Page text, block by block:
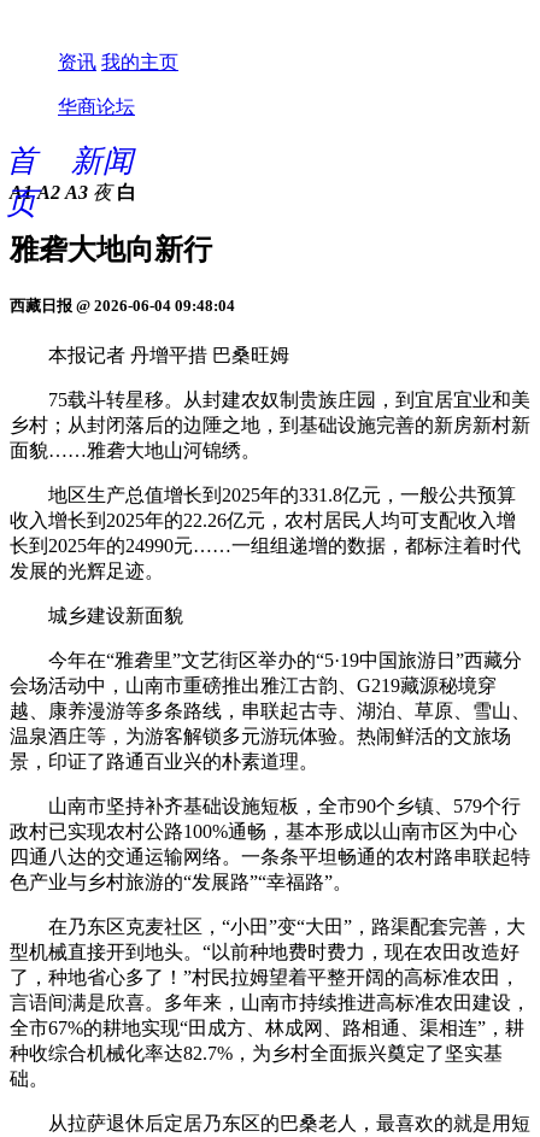
资讯 我的主页
华商论坛
首
页
新闻
A1 A2 A3 夜 白
雅砻大地向新行
西藏日报 @ 2026-06-04 09:48:04
本报记者 丹增平措 巴桑旺姆
75载斗转星移。从封建农奴制贵族庄园，到宜居宜业和美
乡村；从封闭落后的边陲之地，到基础设施完善的新房新村新
面貌……雅砻大地山河锦绣。
地区生产总值增长到2025年的331.8亿元，一般公共预算
收入增长到2025年的22.26亿元，农村居民人均可支配收入增
长到2025年的24990元……一组组递增的数据，都标注着时代
发展的光辉足迹。
城乡建设新面貌
今年在“雅砻里”文艺街区举办的“5·19中国旅游日”西藏分
会场活动中，山南市重磅推出雅江古韵、G219藏源秘境穿
越、康养漫游等多条路线，串联起古寺、湖泊、草原、雪山、
温泉酒庄等，为游客解锁多元游玩体验。热闹鲜活的文旅场
景，印证了路通百业兴的朴素道理。
山南市坚持补齐基础设施短板，全市90个乡镇、579个行
政村已实现农村公路100%通畅，基本形成以山南市区为中心
四通八达的交通运输网络。一条条平坦畅通的农村路串联起特
色产业与乡村旅游的“发展路”“幸福路”。
在乃东区克麦社区，“小田”变“大田”，路渠配套完善，大
型机械直接开到地头。“以前种地费时费力，现在农田改造好
了，种地省心多了！”村民拉姆望着平整开阔的高标准农田，
言语间满是欣喜。多年来，山南市持续推进高标准农田建设，
全市67%的耕地实现“田成方、林成网、路相通、渠相连”，耕
种收综合机械化率达82.7%，为乡村全面振兴奠定了坚实基
础。
从拉萨退休后定居乃东区的巴桑老人，最喜欢的就是用短